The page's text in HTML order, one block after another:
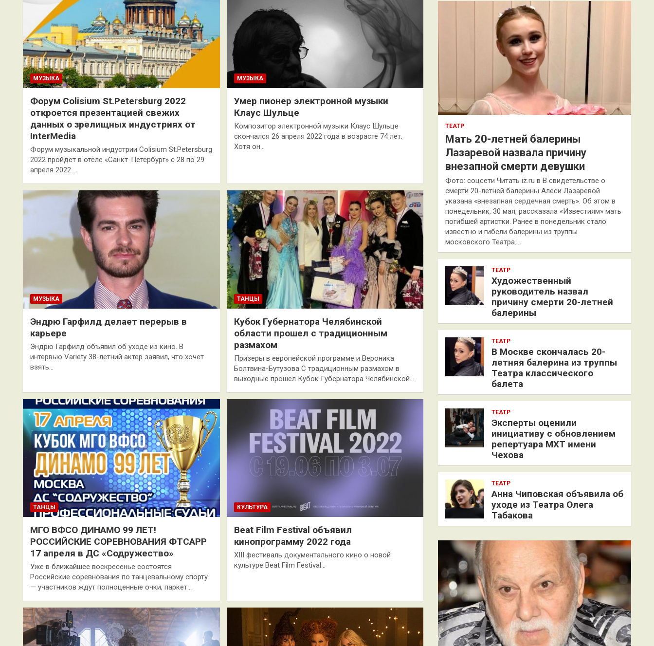
МУЗЫКА
Форум Colisium St.Petersburg 2022
откроется презентацией свежих
данных о зрелищных индустриях от
InterMedia
Форум музыкальной индустрии Colisium St.Petersburg
2022 пройдет в отеле «Санкт-Петербург» с 28 по 29
апреля 2022…
МУЗЫКА
Умер пионер электронной музыки
Клаус Шульце
Композитор электронной музыки Клаус Шульце
скончался 26 апреля 2022 года в возрасте 74 лет.
Хотя он…
МУЗЫКА
Эндрю Гарфилд делает перерыв в
карьере
Эндрю Гарфилд объявил об уходе из кино. В
интервью Variety 38-летний актер заявил, что хочет
взять…
ТАНЦЫ
Кубок Губернатора Челябинской
области прошел с традиционным
размахом
Призеры в европейской программе и Вероника
Болтвина-Бутузова С традиционным размахом в
выходные прошел Кубок Губернатора Челябинской…
ТАНЦЫ
МГО ВФСО ДИНАМО 99 ЛЕТ!
РОССИЙСКИЕ СОРЕВНОВАНИЯ ФТСАРР
17 апреля в ДС «Содружество»
Уже в ближайшее воскресенье состоятся
Российские соревнования по танцевальному спорту
— участников ждут полноценные очки, паркет…
КУЛЬТУРА
Beat Film Festival объявил
кинопрограмму 2022 года
XIII фестиваль документального кино о новой
культуре Beat Film Festival…
к
ТЕАТР
Мать 20-летней балерины
Лазаревой назвала причину
внезапной смерти девушки
Фото: соцсети Читать iz.ru в В свидетельстве о
смерти 20-летней балерины Алеси Лазаревой
указана «внезапная сердечная смерть». Об этом в
понедельник, 30 мая, рассказала «Известиям» мать
погибшей артистки. Ранее в понедельник стало
известно и гибели балерины из труппы
московского Театра…
ТЕАТР
Художественный
руководитель назвал
причину смерти 20-летней
балерины
ТЕАТР
В Москве скончалась 20-
летняя балерина из труппы
Театра классического
балета
ТЕАТР
Эксперты оценили
инициативу с обновлением
репертуара МХТ имени
Чехова
ТЕАТР
Анна Чиповская объявила об
уходе из Театра Олега
Табакова